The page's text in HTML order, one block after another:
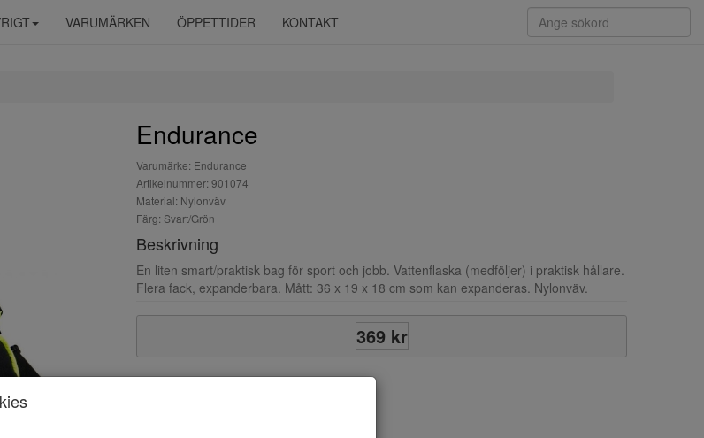
VARUMÄRKEN ÖPPETTIDER KONTAKT
Endurance
Varumärke: Endurance
Artikelnummer: 901074
Material: Nylonväv
Färg: Svart/Grön
Beskrivning
En liten smart/praktisk bag för sport och jobb. Vattenflaska (medföljer) i praktisk hållare.
Flera fack, expanderbara. Mått: 36 x 19 x 18 cm som kan expanderas. Nylonväv.
369 kr